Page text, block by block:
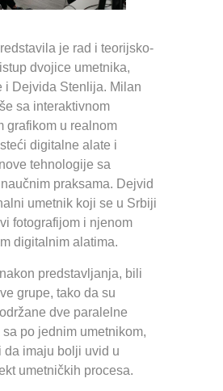
je rad i teorijsko-
dvojice umetnika,
i Dejvida Stenlija. Milan
sa interaktivnom
grafikom u realnom
digitalne alate i
tehnologije sa
praksama. Dejvid
umetnik koji se u Srbiji
fotografijom i njenom
digitalnim alatima.
predstavljanja, bili
grupe, tako da su
dve paralelne
po jednim umetnikom,
da imaju bolji uvid u
umetničkih procesa.